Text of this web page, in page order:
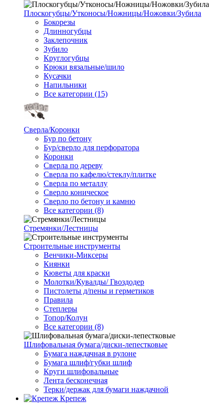
Плоскогубцы/Утконосы/Ножницы/Ножовки/Зубила
Бокорезы
Длинногубцы
Заклепочник
Зубило
Круглогубцы
Крюки вязальные/шило
Кусачки
Напильники
Все категории (15)
Сверла/Коронки
Бур по бетону
Бур/сверло для перфоратора
Коронки
Сверла по дереву
Сверла по кафелю/стеклу/плитке
Сверла по металлу
Сверло коническое
Сверло по бетону и камню
Все категории (8)
Стремянки/Лестницы
Строительные инструменты
Венчики-Миксеры
Киянки
Кюветы для краски
Молотки/Кувалды/ Гвоздодер
Пистолеты д/пены и герметиков
Правила
Степлеры
Топор/Колун
Все категории (8)
Шлифовальная бумага/диски-лепестковые
Бумага наждачная в рулоне
Бумага шлиф/губки шлиф
Круги шлифовальные
Лента бесконечная
Терки/держак для бумаги наждачной
Крепеж